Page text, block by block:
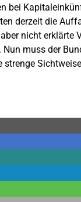
bei
derzeit die
nicht erklärte
Nun muss der
strenge